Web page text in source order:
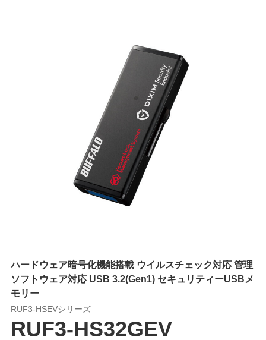
ハードウェア暗号化機能搭載 ウイルスチェック対応 管理
ソフトウェア対応 USB 3.2(Gen1) セキュリティーUSBメ
モリー
RUF3-HSEVシリーズ
RUF3-HS32GEV